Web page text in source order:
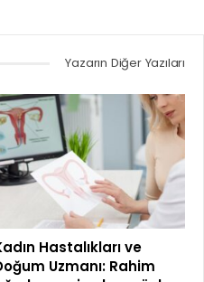
Yazarın Diğer Yazıları
Hastalıkları ve
Uzmanı: Rahim